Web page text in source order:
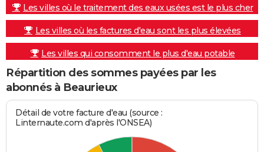
Les villes où le traitement des eaux usées est le plus cher
Les villes où les factures d'eau sont les plus élevées
Les villes qui consomment le plus d'eau potable
Répartition des sommes payées par les
abonnés à Beaurieux
Détail de votre facture d'eau (source :
Linternaute.com d'après l'ONSEA)